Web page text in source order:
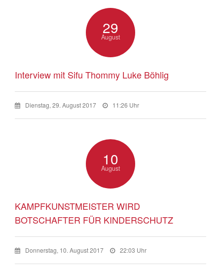
29
August
Interview mit Sifu Thommy Luke Böhlig
Dienstag, 29. August 2017 11:26 Uhr
10
August
KAMPFKUNSTMEISTER WIRD
BOTSCHAFTER FÜR KINDERSCHUTZ
Donnerstag, 10. August 2017 22:03 Uhr